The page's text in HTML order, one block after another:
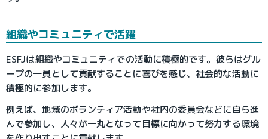
組織やコミュニティで活躍
ESFJは組織やコミュニティでの活動に積極的です。彼らはグル
ープの一員として貢献することに喜びを感じ、社会的な活動に
積極的に参加します。
例えば、地域のボランティア活動や社内の委員会などに自ら進
んで参加し、人々が一丸となって目標に向かって努力する環境